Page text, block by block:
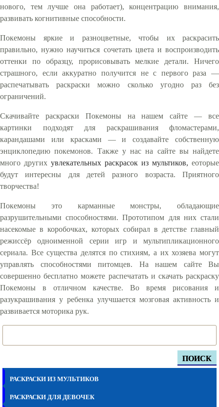
ПОИСК
РАСКРАСКИ ИЗ МУЛЬТИКОВ
РАСКРАСКИ ДЛЯ ДЕВОЧЕК
нового, тем лучше она работает), концентрацию внимания,
развивать когнитивные способности.
Покемоны яркие и разноцветные, чтобы их раскрасить
правильно, нужно научиться сочетать цвета и воспроизводить
оттенки по образцу, прорисовывать мелкие детали. Ничего
страшного, если аккуратно получится не с первого раза —
распечатывать раскраски можно сколько угодно раз без
ограничений.
Скачивайте раскраски Покемоны на нашем сайте — все
картинки подходят для раскрашивания фломастерами,
карандашами или красками — и создавайте собственную
энциклопедию покемонов. Также у нас на сайте вы найдете
много других увлекательных раскрасок из мультиков, еоторые
будут интересны для детей разного возраста. Приятного
творчества!
Покемоны это карманные монстры, обладающие
разрушительными способностями. Прототипом для них стали
насекомые в коробочках, которых собирал в детстве главный
режиссёр одноименной серии игр и мультипликационного
сериала. Все существа делятся по стихиям, а их хозяева могут
управлять способностями питомцев. На нашем сайте Вы
совершенно бесплатно можете распечатать и скачать раскраску
Покемоны в отличном качестве. Во время рисования и
разукрашивания у ребенка улучшается мозговая активность и
развивается моторика рук.